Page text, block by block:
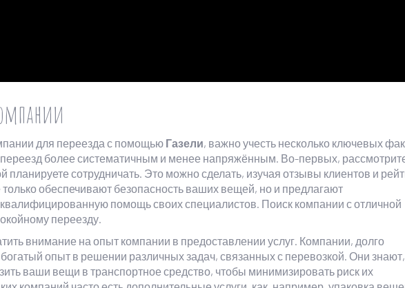
для переезда с помощью Газели, важно учесть несколько ключевых
более систематичным и менее напряжённым. Во-первых,
планируете сотрудничать. Это можно сделать, изучая отзывы клиентов и
обеспечивают безопасность ваших вещей, но и предлагают
помощь своих специалистов. Поиск компании с отличной
переезду.
внимание на опыт компании в предоставлении услуг. Компании, долго
опыт в решении различных задач, связанных с перевозкой. Они знают,
ваши вещи в транспортное средство, чтобы минимизировать риск их